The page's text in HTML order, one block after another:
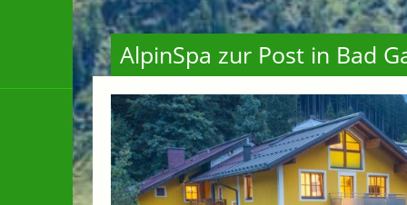
AlpinSpa zur Post in Bad